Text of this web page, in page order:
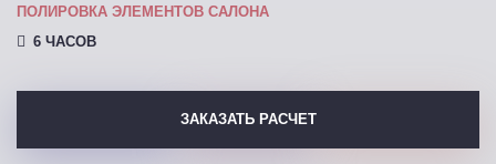
ПОЛИРОВКА ЭЛЕМЕНТОВ САЛОНА
6 ЧАСОВ
ЗАКАЗАТЬ РАСЧЕТ